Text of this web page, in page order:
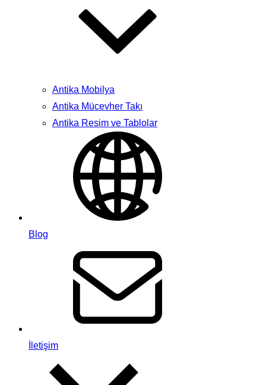
Antika Mobilya
Antika Mücevher Takı
Antika Resim ve Tablolar
Blog
İletişim